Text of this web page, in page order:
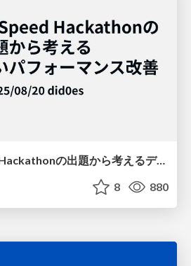
歴代のWeb Speed Hackathonの出題から考えるデグレしないパフォーマンス改善
8 880